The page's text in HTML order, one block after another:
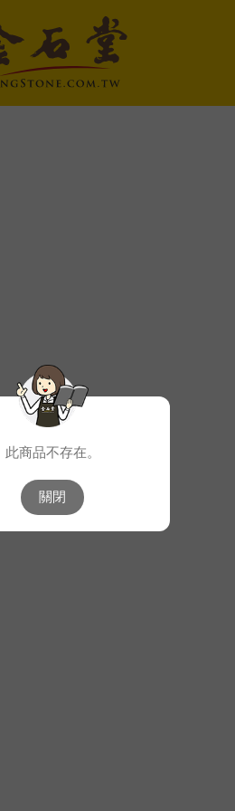
此商品不存在。
關閉